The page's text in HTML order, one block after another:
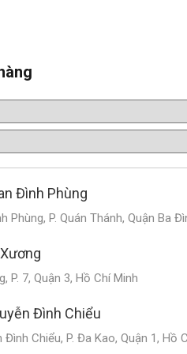
Đình Phùng
Phùng, P. Quán Thánh, Quận Ba
P. 7, Quận 3, Hồ Chí Minh
Đình Chiểu
Đình Chiểu, P. Đa Kao, Quận 1, Hồ